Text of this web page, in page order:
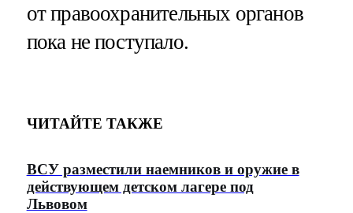
от правоохранительных органов
пока не поступало.
ЧИТАЙТЕ ТАКЖЕ
ВСУ разместили наемников и оружие в
действующем детском лагере под
Львовом